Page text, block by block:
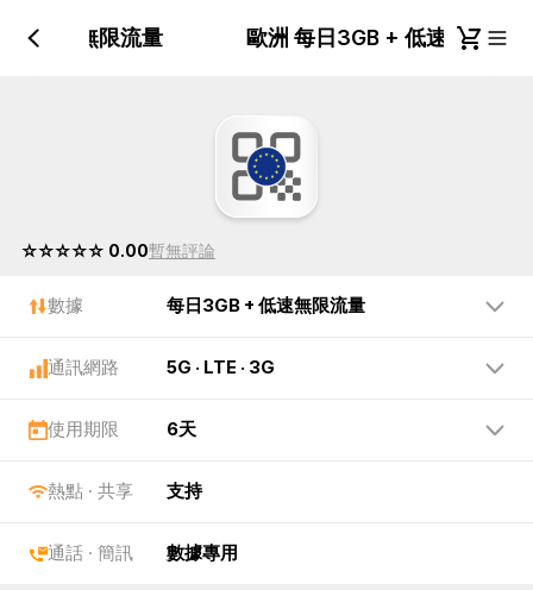
+ 低速無限流量 歐洲 每日3GB + 低速無限流
☆☆☆☆☆ 0.00暫無評論
數據 每日3GB + 低速無限流量
通訊網路 5G · LTE · 3G
使用期限 6天
熱點 · 共享 支持
通話 · 簡訊 數據專用